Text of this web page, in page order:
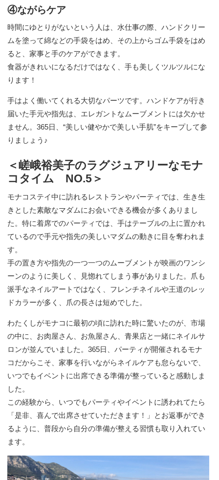
④ながらケア
時間にゆとりがないという人は、水仕事の際、ハンドクリー
ムを塗って綿などの手袋をはめ、その上からゴム手袋をはめ
ると、家事と手のケアができます。
食器がきれいになるだけではなく、手も美しくツルツルにな
ります！
手はよく働いてくれる大切なパーツです。ハンドケアが行き
届いた手元や指先は、エレガントなムーブメントには欠かせ
ません。365日、“美しい健やかで美しい手肌”をキープして参
りましょう♪
＜嵯峨裕美子のラグジュアリーなモナ
コタイム NO.5＞
モナコステイ中に訪れるレストランやパーティでは、生き生
きとした素敵なマダムにお会いできる機会が多くありまし
た。特に着席でのパーティでは、手はテーブルの上に置かれ
ているので手元や指先の美しいマダムの動きに目を奪われま
す。
手の置き方や指先の一つ一つのムーブメントが映画のワンシ
ーンのように美しく、見惚れてしまう事がありました。爪も
派手なネイルアートではなく、フレンチネイルや王道のレッ
ドカラーが多く、爪の長さは短めでした。
わたくしがモナコに最初の頃に訪れた時に驚いたのが、市場
の中に、お肉屋さん、お魚屋さん、青果店と一緒にネイルサ
ロンが並んでいました。365日、パーティが開催されるモナ
コだからこそ、家事を行いながらネイルケアも怠らないで、
いつでもイベントに出席できる準備が整っていると感動しま
した。
この経験から、いつでもパーティやイベントに誘われてたら
「是非、喜んで出席させていただきます！」とお返事ができ
るように、普段から自分の準備が整える習慣も取り入れてい
ます。